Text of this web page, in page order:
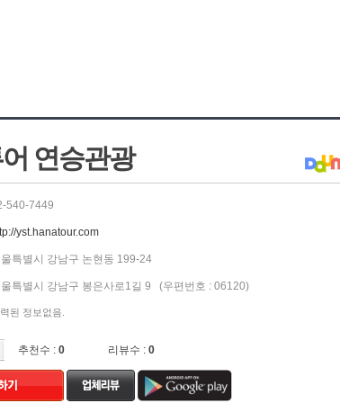
연승관광
540-7449
yst.hanatour.com
특별시 강남구 논현동 199-24
특별시 강남구 봉은사로1길 9 (우편번호 : 06120)
된 정보없음.
추천수 : 0 리뷰수 : 0